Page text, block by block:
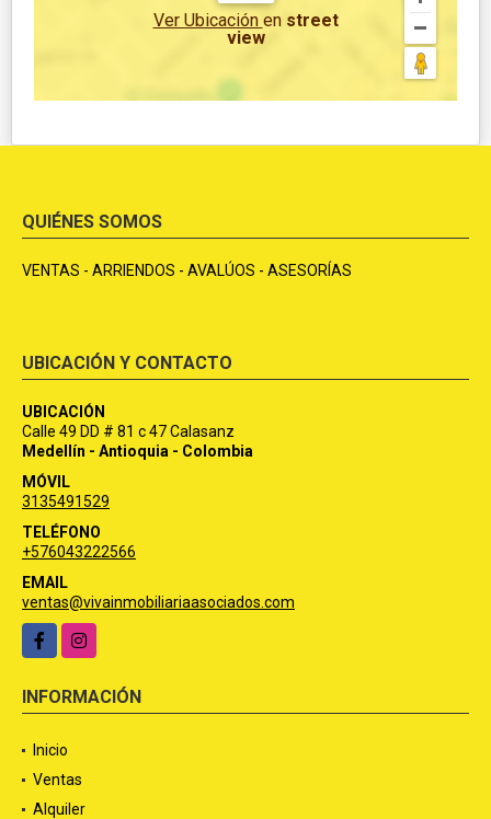
Ver Ubicación en street
view
QUIÉNES SOMOS
VENTAS - ARRIENDOS - AVALÚOS - ASESORÍAS
UBICACIÓN Y CONTACTO
UBICACIÓN
Calle 49 DD # 81 c 47 Calasanz
Medellín - Antioquia - Colombia
MÓVIL
3135491529
TELÉFONO
+576043222566
EMAIL
ventas@vivainmobiliariaasociados.com
FacebookInstagram
INFORMACIÓN
Inicio
Ventas
Alquiler